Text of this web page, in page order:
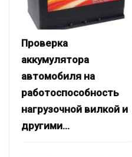
Проверка
аккумулятора
автомобиля на
работоспособность
нагрузочной вилкой и
другими…